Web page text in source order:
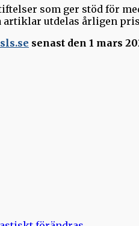
som ger stöd för
utdelas årligen
senast den 1 mars